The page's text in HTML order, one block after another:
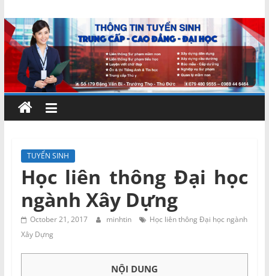
to
content
Chứng
chỉ
ngắn
hạn
–
MIENNAM
Education
Đào
tạo
TUYỂN SINH
Học liên thông Đại học
ngành Xây Dựng
October 21, 2017 minhtin
Học liên thông Đại học ngành
Xây Dựng
NỘI DUNG